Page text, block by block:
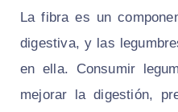
La fibra es un
digestiva, y las
en ella. Consumir
mejorar la digestión,